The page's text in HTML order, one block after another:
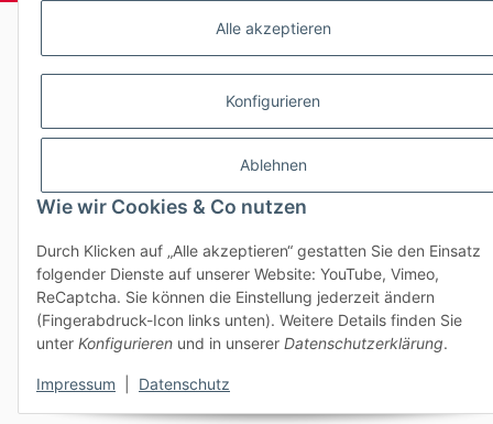
Alle akzeptieren
Konfigurieren
Ablehnen
Wie wir Cookies & Co nutzen
Durch Klicken auf „Alle akzeptieren“ gestatten Sie den Einsatz
folgender Dienste auf unserer Website: YouTube, Vimeo,
ReCaptcha. Sie können die Einstellung jederzeit ändern
(Fingerabdruck-Icon links unten). Weitere Details finden Sie
unter Konfigurieren und in unserer Datenschutzerklärung.
Impressum Datenschutz